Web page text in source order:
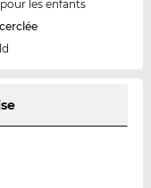
les enfants